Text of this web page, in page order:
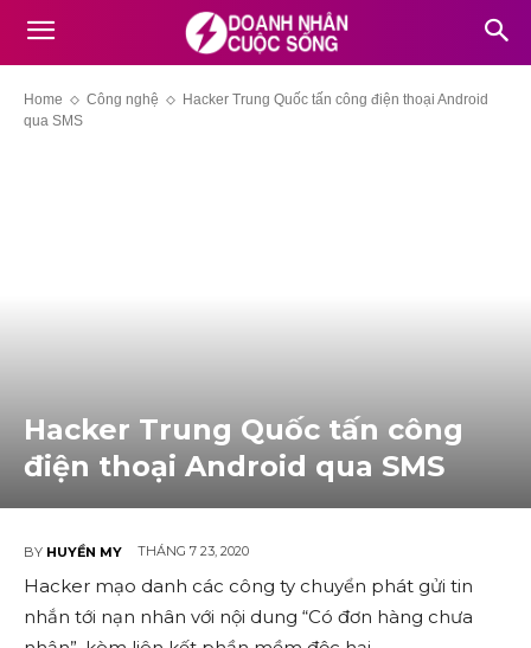
Home Công nghệ
Hacker Trung Quốc tấn công điện thoại Android
qua SMS
Hacker Trung Quốc tấn công
điện thoại Android qua SMS
BY HUYỀN MY THÁNG 7 23, 2020
Hacker mạo danh các công ty chuyển phát gửi tin
nhắn tới nạn nhân với nội dung “Có đơn hàng chưa